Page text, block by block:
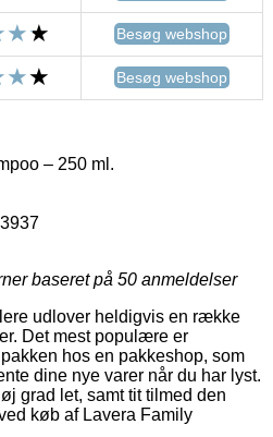
Besøg webshop
Besøg webshop
– 250 ml.
baseret på 50 anmeldelser
udlover heldigvis en række
Det mest populære er
hos en pakkeshop, som
dine nye varer når du har lyst.
grad let, samt tit tilmed den
køb af Lavera Family